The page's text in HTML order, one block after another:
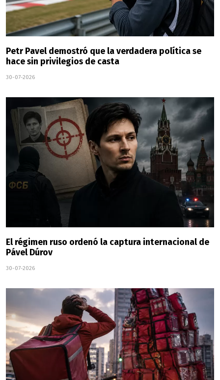
Petr Pavel demostró que la verdadera política se
hace sin privilegios de casta
30-07-2026
El régimen ruso ordenó la captura internacional de
Pável Dúrov
30-07-2026